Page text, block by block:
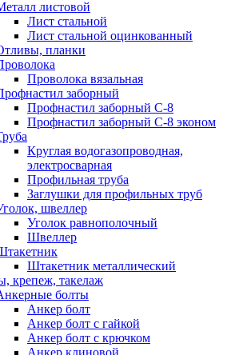
листовой
Лист стальной
Лист стальной оцинкованный
планки
Проволока вязальная
заборный
Профнастил заборный С-8
Профнастил заборный С-8 эконом
Круглая водогазопроводная,
электросварная
Профильная труба
Заглушки для профильных труб
швеллер
Уголок равнополочный
Швеллер
Штакетник металлический
крепеж, такелаж
болты
Анкер болт
Анкер болт с гайкой
Анкер болт с крючком
Анкер клиновой